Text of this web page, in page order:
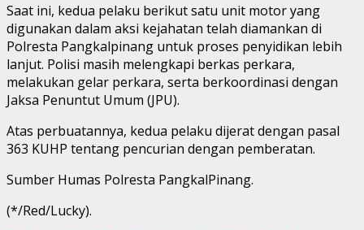
Saat ini, kedua pelaku berikut satu unit motor yang
digunakan dalam aksi kejahatan telah diamankan di
Polresta Pangkalpinang untuk proses penyidikan lebih
lanjut. Polisi masih melengkapi berkas perkara,
melakukan gelar perkara, serta berkoordinasi dengan
Jaksa Penuntut Umum (JPU).
Atas perbuatannya, kedua pelaku dijerat dengan pasal
363 KUHP tentang pencurian dengan pemberatan.
Sumber Humas Polresta PangkalPinang.
(*/Red/Lucky).